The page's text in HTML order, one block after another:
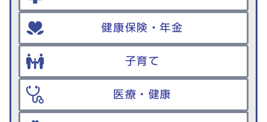
健康保険・年金
子育て
医療・健康